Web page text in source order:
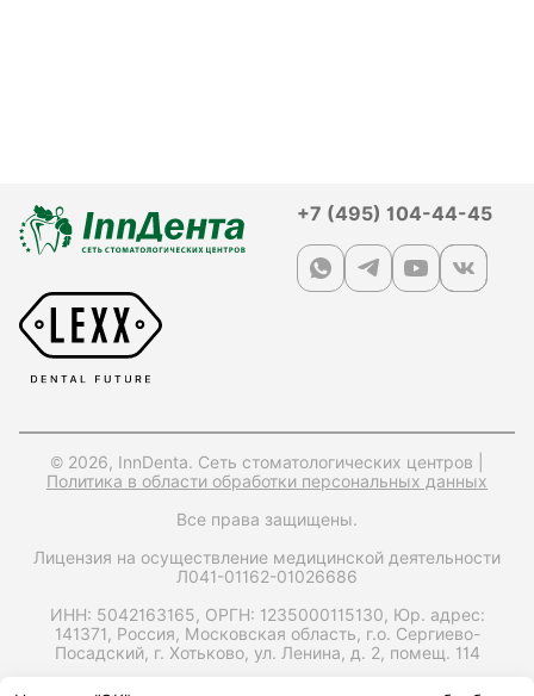
+7 (495) 104-44-45
© 2026, InnDenta. Сеть стоматологических центров |
Политика в области обработки персональных данных
Все права защищены.
Лицензия на осуществление медицинской деятельности
Л041-01162-01026686
ИНН: 5042163165, ОРГН: 1235000115130, Юр. адрес:
141371, Россия, Московская область, г.о. Сергиево-
Посадский, г. Хотьково, ул. Ленина, д. 2, помещ. 114
Запрос справки на налоговый вычет